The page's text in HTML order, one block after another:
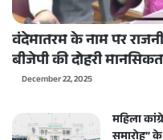
वंदेमातरम के नाम पर
बीजेपी की दोहरी
December 22, 2025
महिला